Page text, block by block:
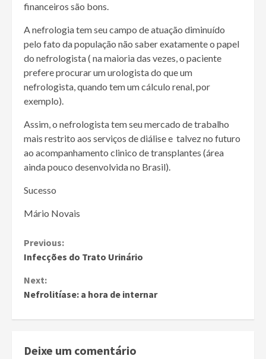
financeiros são bons.
A nefrologia tem seu campo de atuação diminuído
pelo fato da população não saber exatamente o papel
do nefrologista ( na maioria das vezes, o paciente
prefere procurar um urologista do que um
nefrologista, quando tem um cálculo renal, por
exemplo).
Assim, o nefrologista tem seu mercado de trabalho
mais restrito aos serviços de diálise e talvez no futuro
ao acompanhamento clinico de transplantes (área
ainda pouco desenvolvida no Brasil).
Sucesso
Mário Novais
Continue
Reading
Previous:
Infecções do Trato Urinário
Next:
Nefrolitíase: a hora de internar
Deixe um comentário